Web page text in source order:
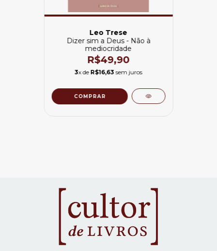
Leo Trese
Dizer sim a Deus - Não à
mediocridade
R$49,90
3x de R$16,63 sem juros